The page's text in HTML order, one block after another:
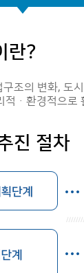
란?
조의 변화, 도
적ㆍ환경적으로
진 절차